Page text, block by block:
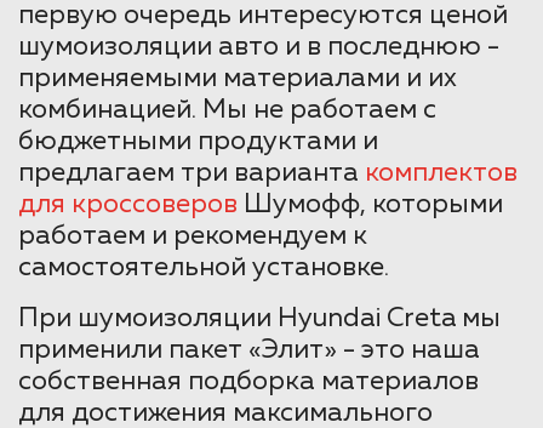
первую очередь интересуются ценой
шумоизоляции авто и в последнюю -
применяемыми материалами и их
комбинацией. Мы не работаем с
бюджетными продуктами и
предлагаем три варианта комплектов
для кроссоверов Шумофф, которыми
работаем и рекомендуем к
самостоятельной установке.
При шумоизоляции Hyundai Creta мы
применили пакет «Элит» - это наша
собственная подборка материалов
для достижения максимального